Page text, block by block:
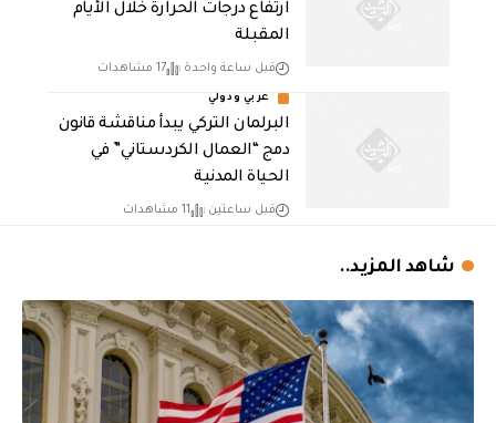
ارتفاع درجات الحرارة خلال الأيام
المقبلة
قبل ساعة واحدة 17 مشاهدات
عربي ودولي
البرلمان التركي يبدأ مناقشة قانون
دمج “العمال الكردستاني” في
الحياة المدنية
قبل ساعتين 11 مشاهدات
شاهد المزيد..